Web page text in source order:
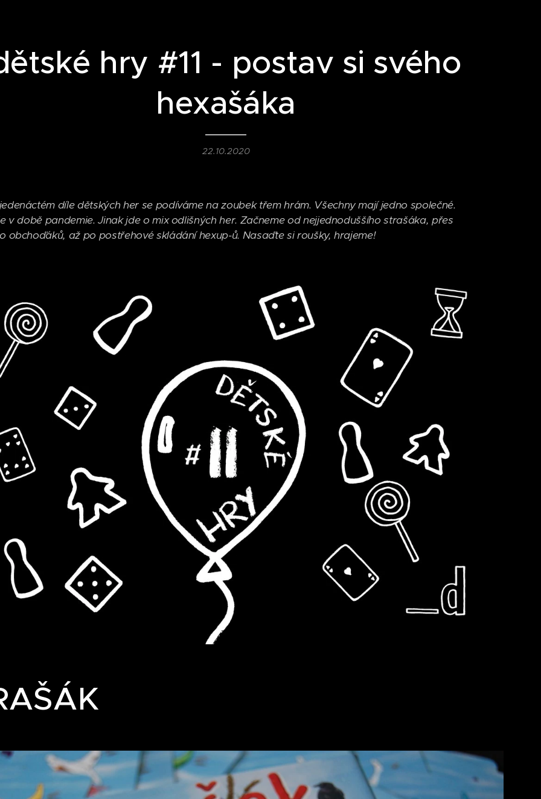
hry #11 - postav si svého
hexašáka
22.10.2020
díle dětských her se podíváme na zoubek třem hrám. Všechny mají jedno společné.
v době pandemie.Jinak jde o mix odlišných her. Začneme od nejjednoduššího strašáka, přes
obchoďáků, až po postřehové skládání hexup-ů. Nasaďte si roušky, hrajeme!